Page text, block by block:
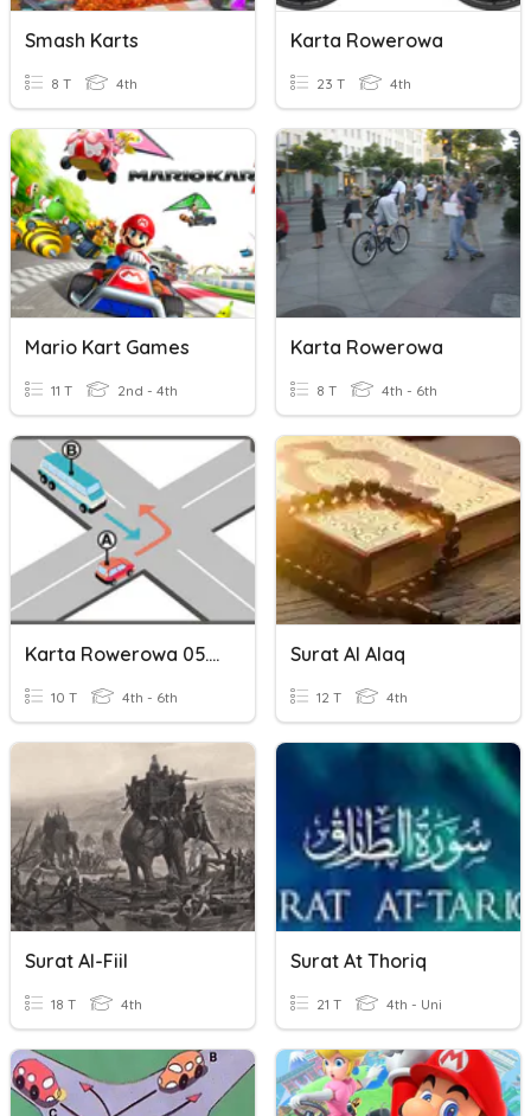
Smash Karts
8 T 4th
Karta Rowerowa
23 T 4th
Mario Kart Games
11 T 2nd - 4th
Karta Rowerowa
8 T 4th - 6th
Karta Rowerowa 05.05.2021
10 T 4th - 6th
Surat Al Alaq
12 T 4th
Surat Al-Fiil
18 T 4th
Surat At Thoriq
21 T 4th - Uni